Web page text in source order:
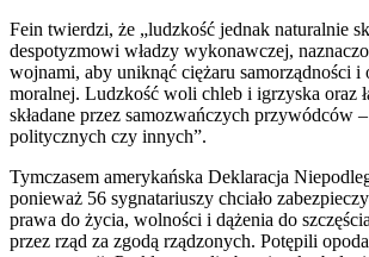
Fein twierdzi, że „ludzkość jednak naturalnie
despotyzmowi władzy wykonawczej,
wojnami, aby uniknąć ciężaru samorządności i
moralnej. Ludzkość woli chleb i igrzyska oraz
składane przez samozwańczych przywódców
politycznych czy innych”.
Tymczasem amerykańska Deklaracja
ponieważ 56 sygnatariuszy chciało
prawa do życia, wolności i dążenia do
przez rząd za zgodą rządzonych. Potępili